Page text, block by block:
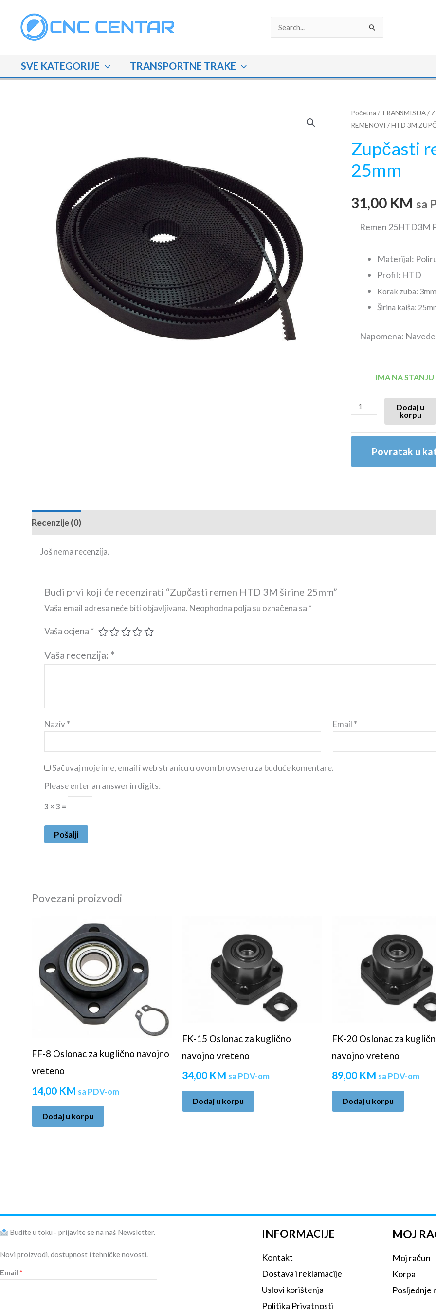
content
Search
SVE KATEGORIJE TRANSPORTNE TRAKE
Početna / TRANSMISIJA/
REMENOVI /HTD 3M
Zupčasti
25mm
31,00 KM sa
Remen 25HTD3M
Materijal:
Profil: HTD
Korak zuba: 3mm
Širina kaiša:
Napomena:
IMA NA STANJU
Zupčasti
remen
3M
širine
25mm
Dodaj u
korpu
Povratak u
Recenzije (0)
Još nema recenzija.
Budi prvi koji će recenzirati “Zupčasti remen HTD 3M širine 25mm”
Vaša email adresa neće biti objavljivana. Neophodna polja su označena sa *
Vaša ocjena *
Vaša recenzija: *
Naziv* Email *
Sačuvaj moje ime, email i web stranicu u ovom browseru za buduće komentare.
Please enter an answer in digits:
3 × 3 =
Povezani proizvodi
FF-8 Oslonac za kuglično navojno
vreteno
14,00 KM sa PDV-om
Dodaj u korpu
FK-15 Oslonac za kuglično
navojno vreteno
34,00 KM sa PDV-om
Dodaj u korpu
FK-20 Oslonac za
navojno vreteno
89,00 KM sa PDV-om
Dodaj u korpu
Budite u toku - prijavite se na naš Newsletter.
Novi proizvodi, dostupnost i tehničke novosti.
Email *
INFORMACIJE
Kontakt
Dostava i reklamacije
Uslovi korištenja
Politika Privatnosti
MOJ
Moj račun
Korpa
Posljednje